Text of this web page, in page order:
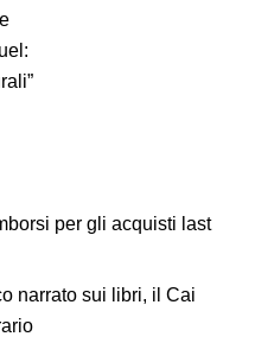
per gli acquisti last
narrato sui libri, il Cai